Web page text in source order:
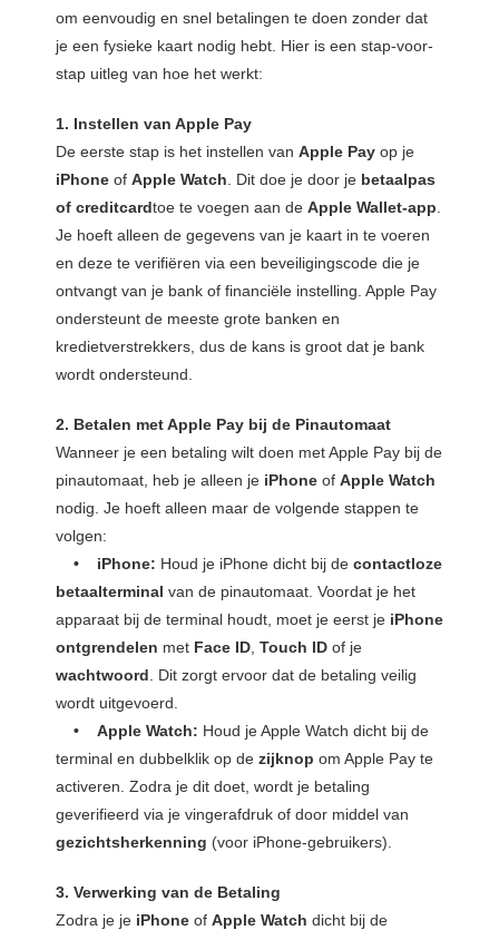
om eenvoudig en snel betalingen te doen zonder dat
je een fysieke kaart nodig hebt. Hier is een stap-voor-
stap uitleg van hoe het werkt:
1. Instellen van Apple Pay
De eerste stap is het instellen van Apple Pay op je
iPhone of Apple Watch . Dit doe je door je betaalpas
of creditcardtoe te voegen aan de Apple Wallet-app
Je hoeft alleen de gegevens van je kaart in te voeren
en deze te verifiëren via een beveiligingscode die je
ontvangt van je bank of financiële instelling. Apple Pay
ondersteunt de meeste grote banken en
kredietverstrekkers, dus de kans is groot dat je bank
wordt ondersteund.
2. Betalen met Apple Pay bij de Pinautomaat
Wanneer je een betaling wilt doen met Apple Pay bij de
pinautomaat, heb je alleen je iPhone of Apple Watch
nodig. Je hoeft alleen maar de volgende stappen te
volgen:
• iPhone: Houd je iPhone dicht bij de contactloze
betaalterminal van de pinautomaat. Voordat je het
apparaat bij de terminal houdt, moet je eerst je iPhone
ontgrendelen met Face ID Touch ID of je
wachtwoord . Dit zorgt ervoor dat de betaling veilig
wordt uitgevoerd.
• Apple Watch: Houd je Apple Watch dicht bij de
terminal en dubbelklik op de zijknop om Apple Pay te
activeren. Zodra je dit doet, wordt je betaling
geverifieerd via je vingerafdruk of door middel van
gezichtsherkenning (voor iPhone-gebruikers).
3. Verwerking van de Betaling
Zodra je je iPhone of Apple Watch dicht bij de